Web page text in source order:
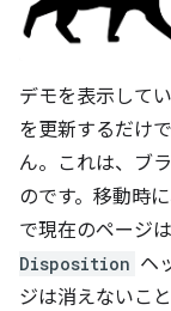
デモを表示して
を更新するだけ
ん。これは、ブ
のです。移動時
で現在のページ
Disposition ヘ
ジは消えないこ